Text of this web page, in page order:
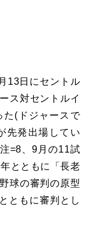
13日にセントル
ス対セントルイ
た(ドジャースで
先発出場してい
=8、9月の11試
とともに「長老
球の審判の原型
ともに審判とし